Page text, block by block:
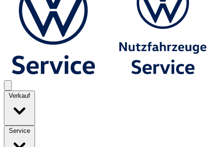
Verkauf
Service